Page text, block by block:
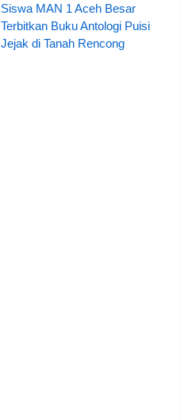
Siswa MAN 1 Aceh Besar
Terbitkan Buku Antologi Puisi
Jejak di Tanah Rencong